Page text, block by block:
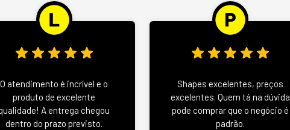
O atendimento é incrível e o
produto de excelente
A entrega chegou
dentro do prazo previsto.
Shapes excelentes, preços
excelentes. Quem tá na dúvida
pode comprar que o negócio é
padrão.